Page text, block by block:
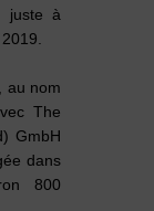
juste à
au nom
The
GmbH
dans
800